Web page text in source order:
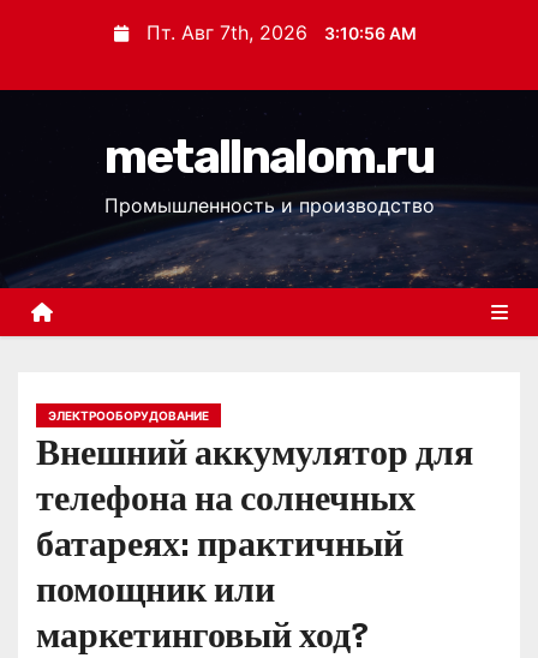
с
Пт. Авг 7th, 2026 3:10:57 AM
metallnalom.ru
Промышленность и производство
ЭЛЕКТРООБОРУДОВАНИЕ
Внешний аккумулятор для
телефона на солнечных
батареях: практичный
помощник или
маркетинговый ход?